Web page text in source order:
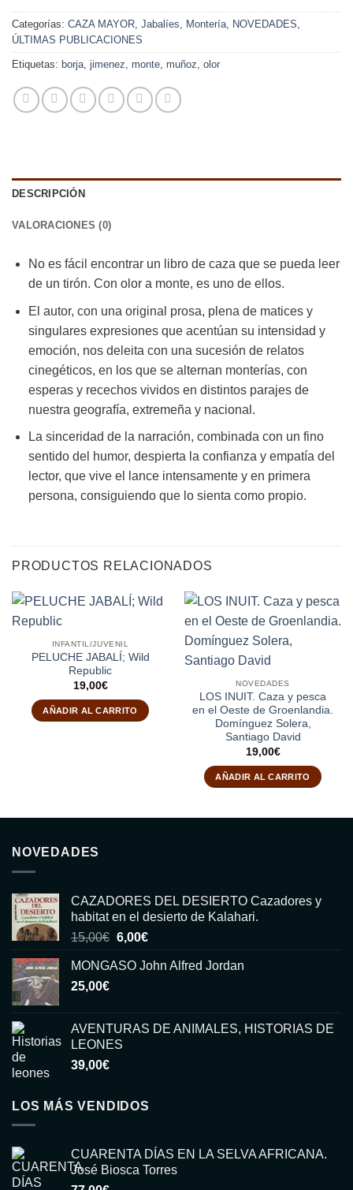
Categorías: CAZA MAYOR, Jabalíes, Montería, NOVEDADES,
ÚLTIMAS PUBLICACIONES
Etiquetas: borja, jimenez, monte, muñoz, olor
DESCRIPCIÓN
VALORACIONES (0)
No es fácil encontrar un libro de caza que se pueda leer
de un tirón. Con olor a monte, es uno de ellos.
El autor, con una original prosa, plena de matices y
singulares expresiones que acentúan su intensidad y
emoción, nos deleita con una sucesión de relatos
cinegéticos, en los que se alternan monterías, con
esperas y recechos vividos en distintos parajes de
nuestra geografía, extremeña y nacional.
La sinceridad de la narración, combinada con un fino
sentido del humor, despierta la confianza y empatía del
lector, que vive el lance intensamente y en primera
persona, consiguiendo que lo sienta como propio.
PRODUCTOS RELACIONADOS
INFANTIL/JUVENIL
PELUCHE JABALÍ; Wild
Republic
19,00€
AÑADIR AL CARRITO
NOVEDADES
LOS INUIT. Caza y pesca
en el Oeste de Groenlandia.
Domínguez Solera,
Santiago David
19,00€
AÑADIR AL CARRITO
NOVEDADES
CAZADORES DEL DESIERTO Cazadores y
habitat en el desierto de Kalahari.
15,00€ El
original
6,00€El
actual
MONGASO John Alfred Jordan
25,00€
AVENTURAS DE ANIMALES, HISTORIAS DE
LEONES
39,00€
LOS MÁS VENDIDOS
CUARENTA DÍAS EN LA SELVA AFRICANA.
José Biosca Torres